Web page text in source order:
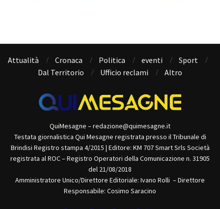
Attualità Cronaca Politica eventi
Sport
Dal Territorio
Ufficio reclami Altro
QuiMesagne – redazione@quimesagne.it
Testata giornalistica Qui Mesagne registrata presso il Tribunale di
Brindisi Registro stampa 4/2015 | Editore: KM 707 Smart Srls Società
registrata al ROC – Registro Operatori della Comunicazione n. 31905
del 21/08/2018
Amministratore Unico/Direttore Editoriale: Ivano Rolli – Direttore
Responsabile: Cosimo Saracino